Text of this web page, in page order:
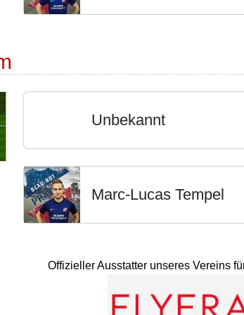
Unbekannt
Marc-Lucas Tempel
Offizieller Ausstatter unseres Vereins